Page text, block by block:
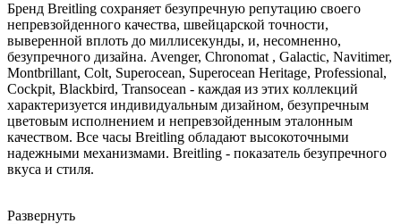
Бренд Breitling сохраняет безупречную репутацию своего
непревзойденного качества, швейцарской точности,
выверенной вплоть до миллисекунды, и, несомненно,
безупречного дизайна. Avenger, Chronomat , Galactic, Navitimer,
Montbrillant, Colt, Superocean, Superocean Heritage, Professional,
Cockpit, Blackbird, Transocean - каждая из этих коллекций
характеризуется индивидуальным дизайном, безупречным
цветовым исполнением и непревзойденным эталонным
качеством. Все часы Breitling обладают высокоточными
надежными механизмами. Breitling - показатель безупречного
вкуса и стиля.
Развернуть